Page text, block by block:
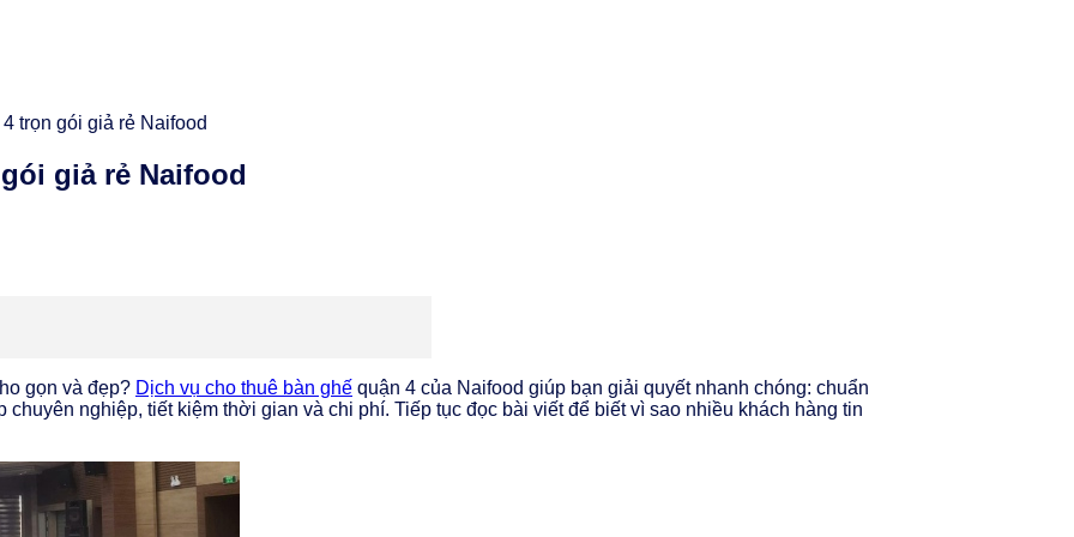
trọn gói giả rẻ Naifood
giả rẻ Naifood
gọn và đẹp? Dịch vụ cho thuê bàn ghế quận 4 của Naifood giúp bạn giải quyết nhanh chóng: chuẩn
nghiệp, tiết kiệm thời gian và chi phí. Tiếp tục đọc bài viết để biết vì sao nhiều khách hàng tin